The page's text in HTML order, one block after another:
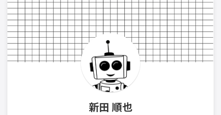
新田 順也